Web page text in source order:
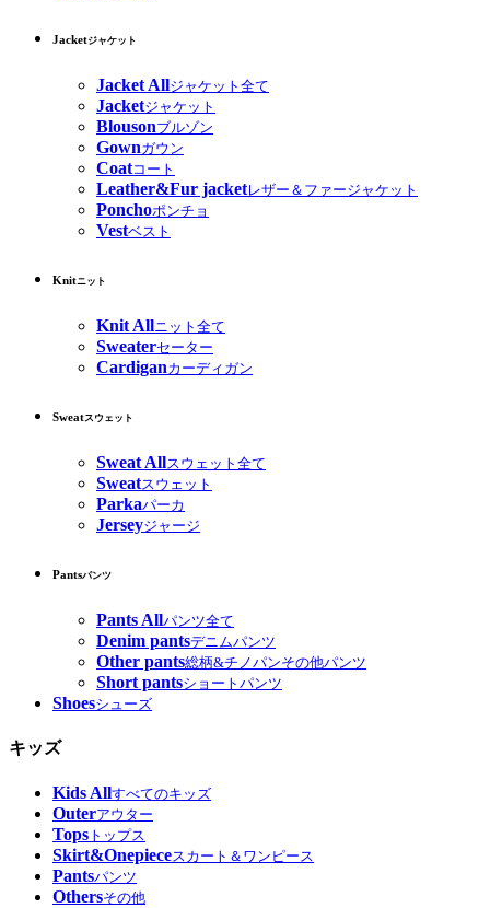
Jacketジャケット
Jacket Allジャケット全て
Jacketジャケット
Blousonブルゾン
Gownガウン
Coatコート
Leather&Fur jacketレザー＆ファージャケット
Ponchoポンチョ
Vestベスト
Knitニット
Knit Allニット全て
Sweaterセーター
Cardiganカーディガン
Sweatスウェット
Sweat Allスウェット全て
Sweatスウェット
Parkaパーカ
Jerseyジャージ
Pantsパンツ
Pants Allパンツ全て
Denim pantsデニムパンツ
Other pants総柄&チノパンその他パンツ
Short pantsショートパンツ
Shoesシューズ
キッズ
Kids Allすべてのキッズ
Outerアウター
Tops トップス
Skirt&Onepieceスカート＆ワンピース
Pantsパンツ
Othersその他